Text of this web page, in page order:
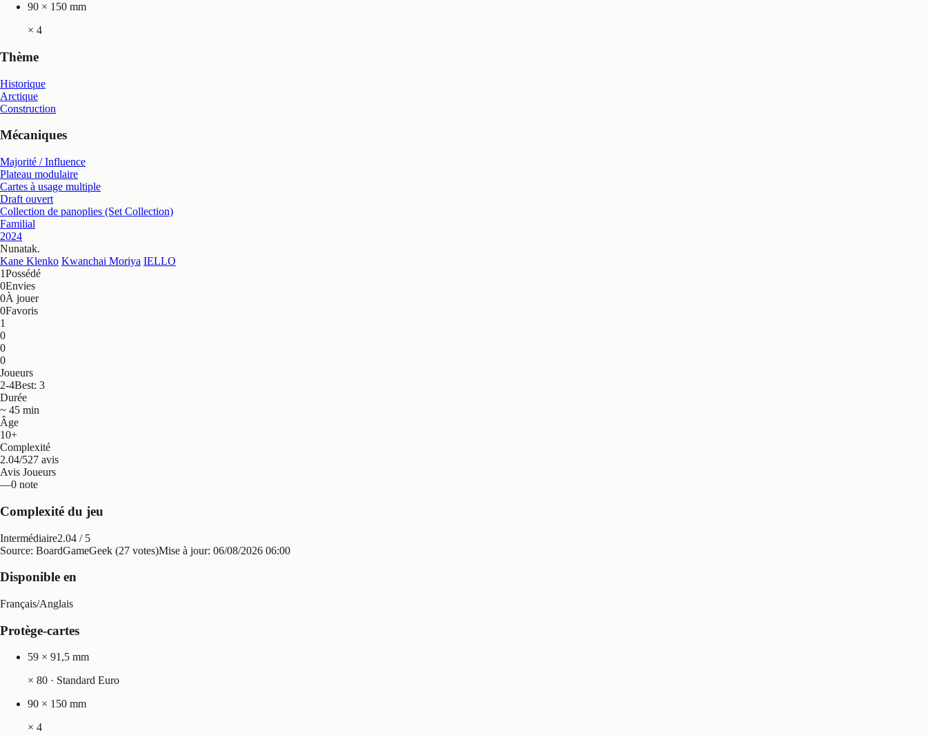
90 × 150 mm
× 4
Thème
Historique
Arctique
Construction
Mécaniques
Majorité / Influence
Plateau modulaire
Cartes à usage multiple
Draft ouvert
Collection de panoplies (Set Collection)
Familial
2024
Nunatak.
Kane Klenko Kwanchai Moriya IELLO
1Possédé
0Envies
0À jouer
0Favoris
1
0
0
0
Joueurs
2-4Best: 3
Durée
~ 45 min
Âge
10+
Complexité
2.04/527 avis
Avis Joueurs
—0 note
Complexité du jeu
Intermédiaire2.04 / 5
Source: BoardGameGeek (27 votes)Mise à jour: 06/08/2026 06:00
Disponible en
Français/Anglais
Protège-cartes
59 × 91,5 mm
× 80 · Standard Euro
90 × 150 mm
× 4